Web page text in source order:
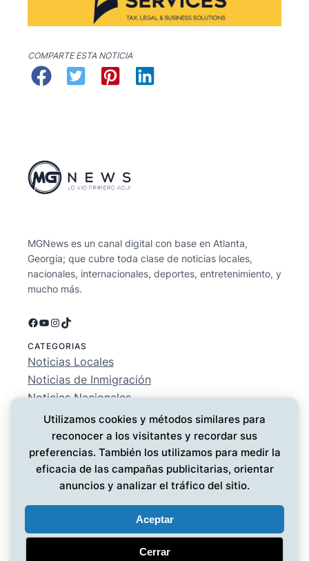
COMPARTE ESTA NOTICIA
MGNews es un canal digital con base en Atlanta,
Georgia; que cubre toda clase de noticias locales,
nacionales, internacionales, deportes, entretenimiento, y
mucho más.
Facebook
YouTube
Instagram
TikTok
CATEGORIAS
Noticias Locales
Noticias de Inmigración
Noticias Nacionales
Deportes
Entretenimiento
EMPRESA
Conócenos
Política de Privacidad
Utilizamos cookies y métodos similares para
reconocer a los visitantes y recordar sus
preferencias. También los utilizamos para medir la
eficacia de las campañas publicitarias, orientar
anuncios y analizar el tráfico del sitio.
Aceptar
Cerrar